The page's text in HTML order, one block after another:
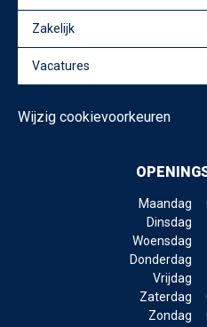
Zakelijk
Vacatures
Wijzig cookievoorkeuren
Maandag
Dinsdag
Woensdag
Donderdag
Vrijdag
Zaterdag
Zondag